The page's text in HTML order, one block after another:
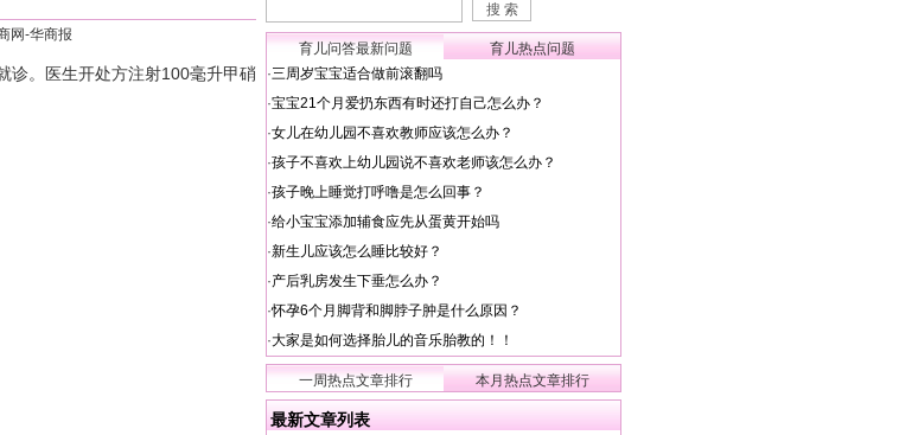
网-华商报
。医生开处方注射100毫升甲硝
育儿问答最新问题
育儿热点问题
·三周岁宝宝适合做前滚翻吗
·宝宝21个月爱扔东西有时还打自己怎么办？
·女儿在幼儿园不喜欢教师应该怎么办？
·孩子不喜欢上幼儿园说不喜欢老师该怎么办？
·孩子晚上睡觉打呼噜是怎么回事？
·给小宝宝添加辅食应先从蛋黄开始吗
·新生儿应该怎么睡比较好？
·产后乳房发生下垂怎么办？
·怀孕6个月脚背和脚脖子肿是什么原因？
·大家是如何选择胎儿的音乐胎教的！！
一周热点文章排行 本月热点文章排行
最新文章列表